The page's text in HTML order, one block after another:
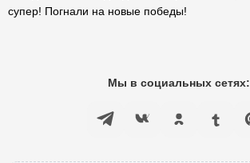
супер! Погнали на новые победы!
Мы в социальных сетях: